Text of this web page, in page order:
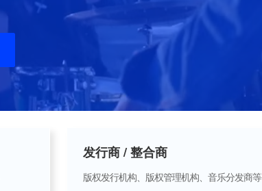
发行商 / 整合商
版权发行机构、版权管理机构、音乐分发商等